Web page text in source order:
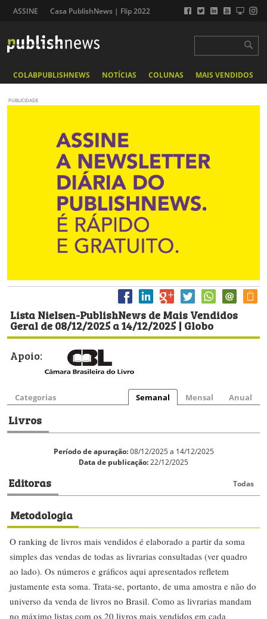
ASSINE Casa PublishNews | Flip 2022
COLABPUBLISHNEWS NOTÍCIAS COLUNAS MAIS VENDIDOS
PUBLICIDADE
Lista Nielsen-PublishNews de Mais Vendidos
Geral de 08/12/2025 a 14/12/2025 | Globo
Apoio:
Categorias Semanal Mensal Anual
Livros
Período de apuração:08/12/2025 a 14/12/2025
Data de publicação:22/12/2025
Editoras Todas
Metodologia
O ranking de livros mais vendidos é elaborado a partir da soma
simples das vendas de todas as livrarias consultadas (ver quadro
ao lado). Os números e gráficos aqui apresentados refletem
justamente esta soma. Trata-se, portanto, de uma amostra e não do
universo da venda de livros no Brasil. Como as livrarias mandam
no máximo listas com os 20 livros mais vendidos em cada